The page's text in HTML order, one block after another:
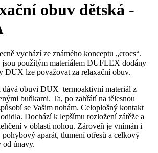
obuv dětská -
vychází ze známého konceptu „crocs“.
použitým materiálem DUFLEX dodány
DUX lze považovat za relaxační obuv.
dává obuvi DUX termoaktivní materiál z
buňkami. Ta, po zahřátí na tělesnou
se Vašim nohám. Celoplošný kontakt
Dochází k lepšímu rozložení zátěže a
v oblasti nohou. Zároveň je vnímán i
aparát, tlumení otřesů a celkový
od únavy.